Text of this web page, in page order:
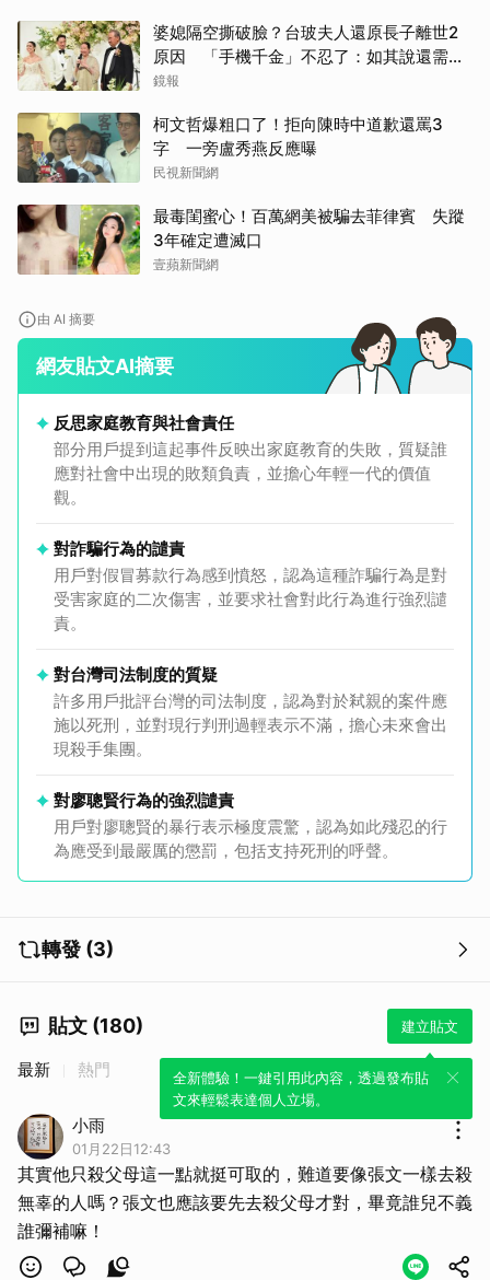
婆媳隔空撕破臉？台玻夫人還原長子離世2
原因 「手機千金」不忍了：如其說還需要
離開嗎？
鏡報
柯文哲爆粗口了！拒向陳時中道歉還罵3
字 一旁盧秀燕反應曝
民視新聞網
最毒閨蜜心！百萬網美被騙去菲律賓 失蹤
3年確定遭滅口
壹蘋新聞網
由 AI 摘要
網友貼文AI摘要
反思家庭教育與社會責任
部分用戶提到這起事件反映出家庭教育的失敗，質疑誰
應對社會中出現的敗類負責，並擔心年輕一代的價值
觀。
對詐騙行為的譴責
用戶對假冒募款行為感到憤怒，認為這種詐騙行為是對
受害家庭的二次傷害，並要求社會對此行為進行強烈譴
責。
對台灣司法制度的質疑
許多用戶批評台灣的司法制度，認為對於弒親的案件應
施以死刑，並對現行判刑過輕表示不滿，擔心未來會出
現殺手集團。
對廖聰賢行為的強烈譴責
用戶對廖聰賢的暴行表示極度震驚，認為如此殘忍的行
為應受到最嚴厲的懲罰，包括支持死刑的呼聲。
轉發 (3)
貼文 (180) 建立貼文
全新體驗！一鍵引用此內容，透過發布貼
文來輕鬆表達個人立場。
最新 熱門
小雨
01月22日12:43
其實他只殺父母這一點就挺可取的，難道要像張文一樣去殺
無辜的人嗎？張文也應該要先去殺父母才對，畢竟誰兒不義
誰彌補嘛！